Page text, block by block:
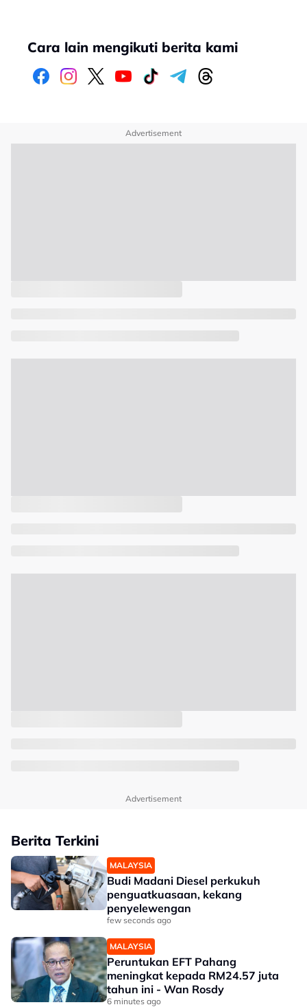
Cara lain mengikuti berita kami
Advertisement
Advertisement
Berita Terkini
MALAYSIA
Budi Madani Diesel perkukuh
penguatkuasaan, kekang
penyelewengan
few seconds ago
MALAYSIA
Peruntukan EFT Pahang
meningkat kepada RM24.57 juta
tahun ini - Wan Rosdy
6 minutes ago